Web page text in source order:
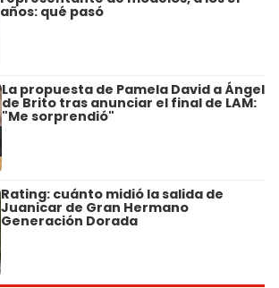
años: qué pasó
La propuesta de Pamela David a Ángel
de Brito tras anunciar el final de LAM:
"Me sorprendió"
Rating: cuánto midió la salida de
Juanicar de Gran Hermano
Generación Dorada